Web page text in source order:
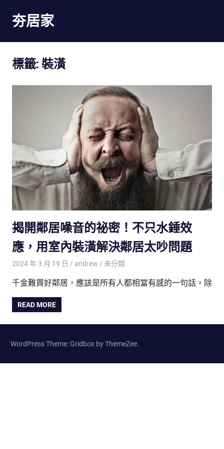
夯居家
家
標籤:裝潢
揭開鄰居噪音的祕密！不只水錘效
應，用室內裝潢解決鄰居太吵問題
2024 年 3 月 19 日 andrew 未分類
千金難買好鄰居，應該是所有人都相當有感的一句話，除
READ MORE
WordPress Theme: Gridbox by ThemeZee.